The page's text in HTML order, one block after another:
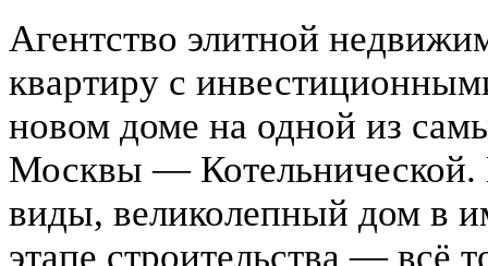
Агентство элитной
квартиру с
новом доме на одной из
Москвы —
виды, великолепный дом в
этапе строительства — всё